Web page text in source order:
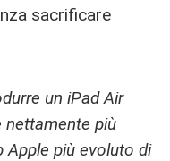
sacrificare
un iPad Air
più
Apple più evoluto di